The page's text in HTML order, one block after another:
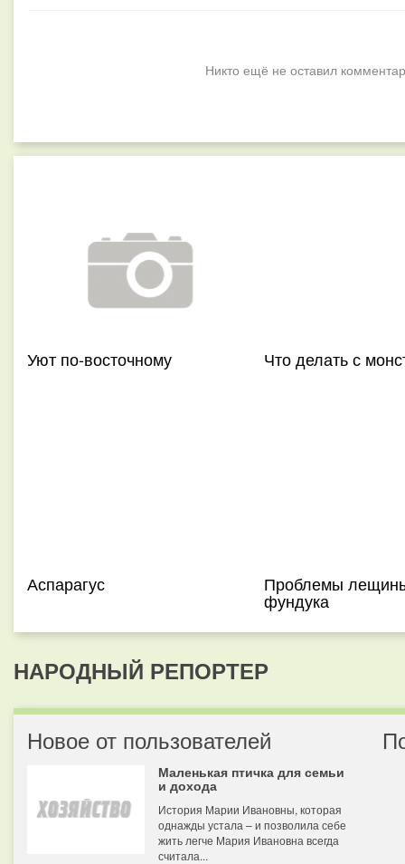
Никто ещё не оставил
Уют по-восточному Что делать с
Аспарагус Проблемы
фундука
НАРОДНЫЙ РЕПОРТЕР
Новое от пользователей
Маленькая птичка для семьи
и дохода
История Марии Ивановны, которая
однажды устала – и позволила себе
жить легче Мария Ивановна всегда
считала...